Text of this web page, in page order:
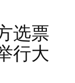
选票
行大